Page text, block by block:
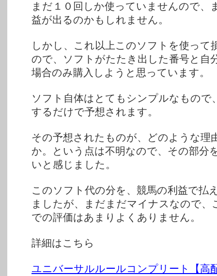
まだ１０回しか使っていませんので、
益が出るのかもしれません。
しかし、これ以上このソフトを使って
ので、ソフトがたたき出した番号と自
場合のみ購入しようと思っています。
ソフト自体はとてもシンプルなもので
するだけで予想されます。
その予想されたものが、どのような理
か。という点は不明なので、その部分
いと感じました。
このソフト代の分を、競馬の利益で払
ましたが、まだまだマイナスなので、
での評価はあまりよくありません。
詳細はこちら
ユニバーサルルールコンプリート【高